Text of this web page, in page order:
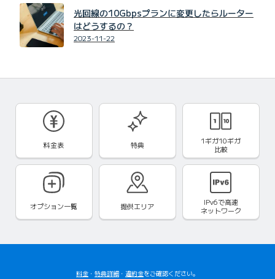
光回線の10Gbpsプランに変更したらルーター
はどうするの？
2023-11-22
料金表 特典
1ギガ10ギガ
比較
オプション一覧 提供エリア IPv6で高速
ネットワーク
料金 ・ 特典詳細 ・ 違約金をご確認ください。